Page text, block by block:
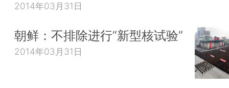
2014年03月31日
朝鲜：不排除进行“新型核试验”
2014年03月31日